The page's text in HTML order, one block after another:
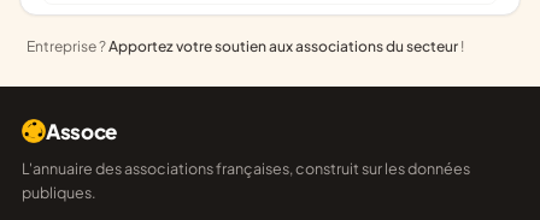
Entreprise ?Apportez votre soutien aux associations du secteur !
Assoce
L'annuaire des associations françaises, construit sur les données
publiques.